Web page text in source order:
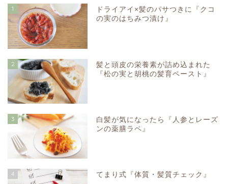
1
ドライアイ×髪のパサつきに『クコ
の実のはちみつ漬け』
2
髪と頭皮の栄養素が詰め込まれた
『松の実と胡桃の髪育ペースト』
3
白髪が気になったら『人参とレーズ
ンの薬膳ラペ』
4 てまり式『体質・髪質チェック』